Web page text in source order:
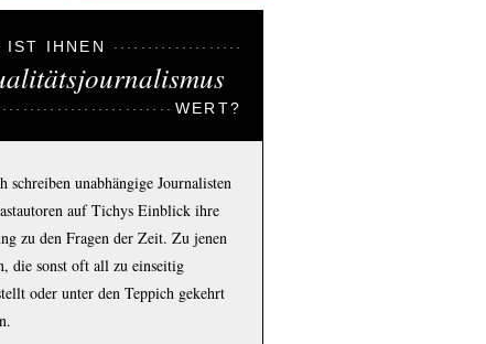
IST IHNEN
WERT?
schreiben unabhängige Journalisten
auf Tichys Einblick ihre
zu den Fragen der Zeit. Zu jenen
die sonst oft all zu einseitig
oder unter den Teppich gekehrt